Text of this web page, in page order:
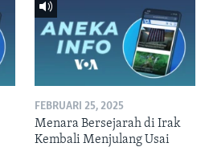
FEBRUARI 25, 2025
Menara Bersejarah di Irak
Kembali Menjulang Usai